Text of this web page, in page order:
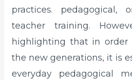
practices.
teacher training.
highlighting that in
the new generations, it is
everyday pedagogical